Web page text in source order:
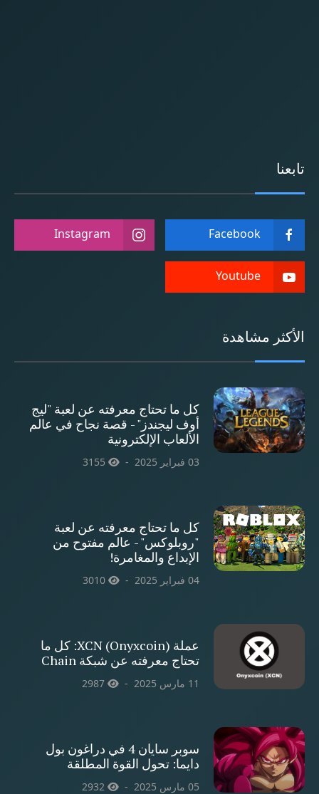
تابعنا
Facebook
Instagram
Youtube
الأكثر مشاهدة
كل ما تحتاج معرفته عن لعبة "ليج
أوف ليجندز" - قصة نجاح في عالم
الألعاب الإلكترونية
03 فبراير 2025
كل ما تحتاج معرفته عن لعبة
"روبلوكس" - عالم مفتوح من
الإبداع والمغامرة!
04 فبراير 2025
عملة XCN (Onyxcoin): كل ما
تحتاج معرفته عن شبكة Chain
11 مارس 2025
سوبر سايان 4 في دراغون بول
دايما: تحول القوة المطلقة
05 مارس 2025